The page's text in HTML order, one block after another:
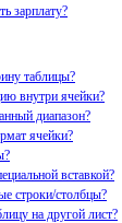
зарплату?
таблицы?
внутри ячейки?
диапазон?
ячейки?
вставкой?
строки/столбцы?
на другой лист?